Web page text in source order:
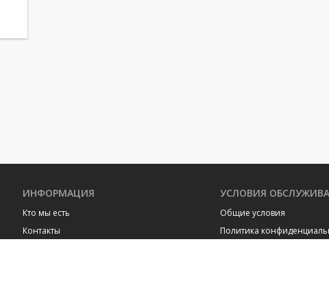
ИНФОРМАЦИЯ
Кто мы есть
Контакты
УСЛОВИЯ
Общие условия
Политика